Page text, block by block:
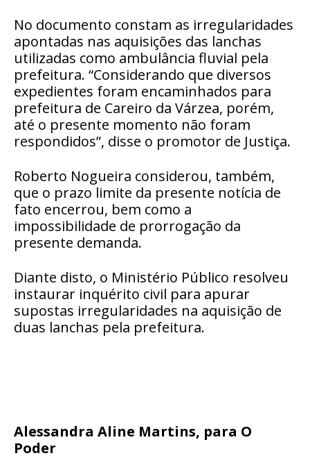
No documento constam as irregularidades
apontadas nas aquisições das lanchas
utilizadas como ambulância fluvial pela
prefeitura. “Considerando que diversos
expedientes foram encaminhados para
prefeitura de Careiro da Várzea, porém,
até o presente momento não foram
respondidos”, disse o promotor de Justiça.
Roberto Nogueira considerou, também,
que o prazo limite da presente notícia de
fato encerrou, bem como a
impossibilidade de prorrogação da
presente demanda.
Diante disto, o Ministério Público resolveu
instaurar inquérito civil para apurar
supostas irregularidades na aquisição de
duas lanchas pela prefeitura.
Alessandra Aline Martins, para O
Poder